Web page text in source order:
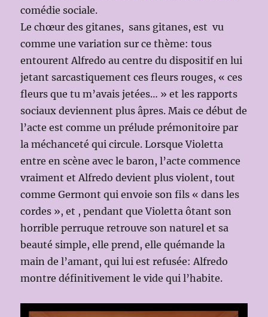
comédie sociale.
Le chœur des gitanes, sans gitanes, est vu
comme une variation sur ce thème: tous
entourent Alfredo au centre du dispositif en lui
jetant sarcastiquement ces fleurs rouges, « ces
fleurs que tu m’avais jetées… » et les rapports
sociaux deviennent plus âpres. Mais ce début de
l’acte est comme un prélude prémonitoire par
la méchanceté qui circule. Lorsque Violetta
entre en scène avec le baron, l’acte commence
vraiment et Alfredo devient plus violent, tout
comme Germont qui envoie son fils « dans les
cordes », et , pendant que Violetta ôtant son
horrible perruque retrouve son naturel et sa
beauté simple, elle prend, elle quémande la
main de l’amant, qui lui est refusée: Alfredo
montre définitivement le vide qui l’habite.